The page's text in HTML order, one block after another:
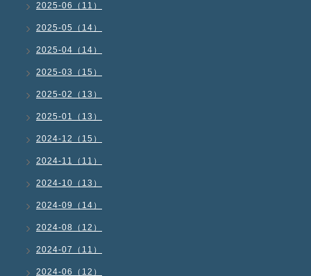
2025-06（11）
2025-05（14）
2025-04（14）
2025-03（15）
2025-02（13）
2025-01（13）
2024-12（15）
2024-11（11）
2024-10（13）
2024-09（14）
2024-08（12）
2024-07（11）
2024-06（12）